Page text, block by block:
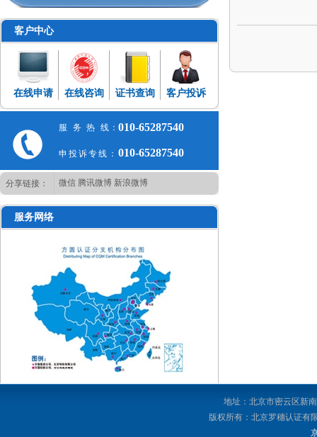
客户中心
在线申请 在线咨询 证书查询 客户投诉
服务热线：010-65287540
申投诉专线： 010-65287540
分享链接： 微信 腾讯微博 新浪微博
服务网络
地址：北京市密云区新
版权所有：北京罗穗认证有